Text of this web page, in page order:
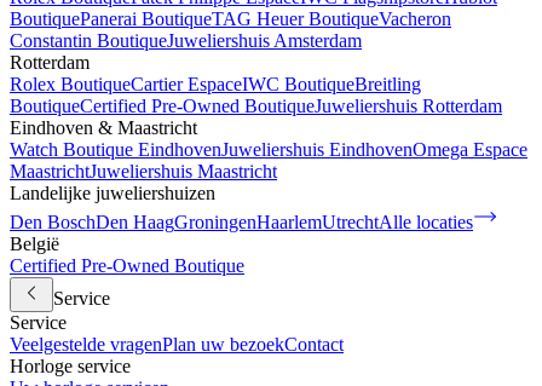
BoutiquePanerai BoutiqueTAG Heuer BoutiqueVacheron
Constantin BoutiqueJuweliershuis Amsterdam
Rotterdam
Rolex BoutiqueCartier EspaceIWC BoutiqueBreitling
BoutiqueCertified Pre-Owned BoutiqueJuweliershuis Rotterdam
Eindhoven & Maastricht
Watch Boutique EindhovenJuweliershuis EindhovenOmega Espace
MaastrichtJuweliershuis Maastricht
Landelijke juweliershuizen
Den BoschDen HaagGroningenHaarlemUtrechtAlle locaties
België
Certified Pre-Owned Boutique
Service
Service
Veelgestelde vragenPlan uw bezoekContact
Horloge service